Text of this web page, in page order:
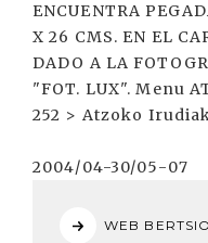
ENCUENTRA
X 26 CMS. EN EL
DADO A LA
"FOT. LUX". Menu
252 > Atzoko
2004/04-30/05-07
WEB